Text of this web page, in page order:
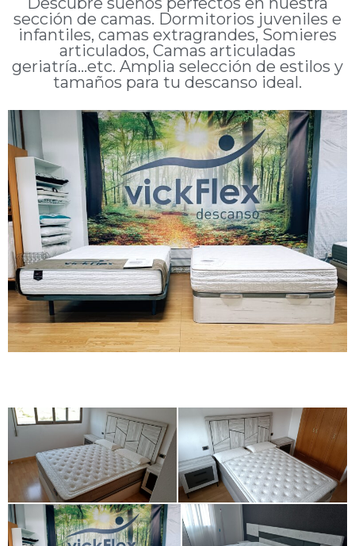
sección de camas. Dormitorios juveniles e
infantiles, camas extragrandes, Somieres
articulados, Camas articuladas
geriatría...etc. Amplia selección de estilos y
tamaños para tu descanso ideal.